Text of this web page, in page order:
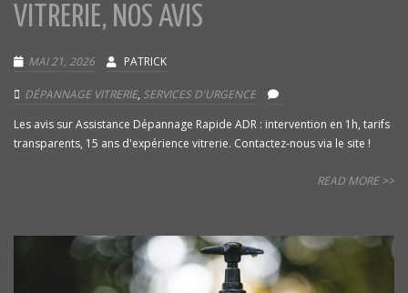
VITRERIE, NOS AVIS
MAI 21, 2026 PATRICK
DÉPANNAGE VITRERIE, SERVICES D'URGENCE
Les avis sur Assistance Dépannage Rapide ADR : intervention en 1h, tarifs
transparents, 15 ans d'expérience vitrerie. Contactez-nous via le site !
READ MORE >>